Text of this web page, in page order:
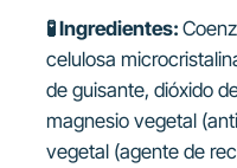
🧪Ingredientes:
celulosa
de guisante, dióxido
magnesio vegetal
vegetal (agente de